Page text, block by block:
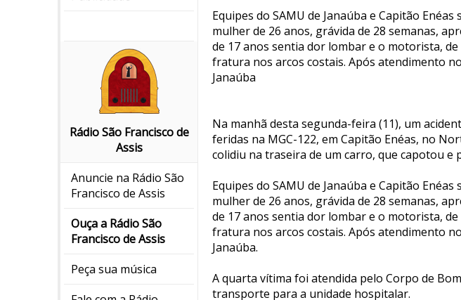
Rádio São Francisco de
Assis
Anuncie na Rádio São
Francisco de Assis
Ouça a Rádio São
Francisco de Assis
Peça sua música
Equipes do SAMU de Janaúba e Capitão
mulher de 26 anos, grávida de 28 semanas,
de 17 anos sentia dor lombar e o motorista,
fratura nos arcos costais. Após atendimento
Janaúba
Na manhã desta segunda-feira (11), um
feridas na MGC-122, em Capitão Enéas, no
colidiu na traseira de um carro, que capotou e
Equipes do SAMU de Janaúba e Capitão
mulher de 26 anos, grávida de 28 semanas,
de 17 anos sentia dor lombar e o motorista,
fratura nos arcos costais. Após atendimento
Janaúba.
A quarta vítima foi atendida pelo Corpo de
transporte para a unidade hospitalar.